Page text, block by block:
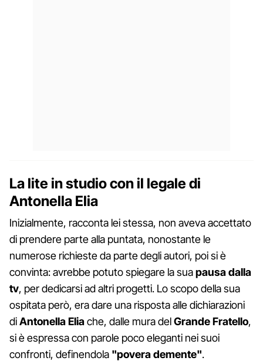
La lite in studio con il legale di
Antonella Elia
Inizialmente, racconta lei stessa, non aveva accettato
di prendere parte alla puntata, nonostante le
numerose richieste da parte degli autori, poi si è
convinta: avrebbe potuto spiegare la suapausa dalla
tv, per dedicarsi ad altri progetti. Lo scopo della sua
ospitata però, era dare una risposta alle dichiarazioni
diAntonella Eliache, dalle mura delGrande Fratello,
si è espressa con parole poco eleganti nei suoi
confronti, definendola "povera demente".